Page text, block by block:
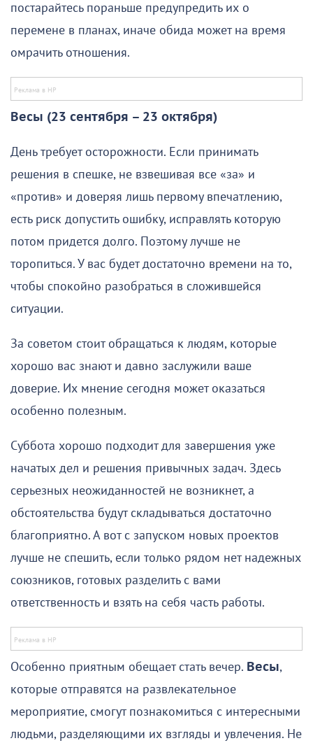
постарайтесь пораньше предупредить их о
перемене в планах, иначе обида может на время
омрачить отношения.
Весы (23 сентября – 23 октября)
День требует осторожности. Если принимать
решения в спешке, не взвешивая все «за» и
«против» и доверяя лишь первому впечатлению,
есть риск допустить ошибку, исправлять которую
потом придется долго. Поэтому лучше не
торопиться. У вас будет достаточно времени на то,
чтобы спокойно разобраться в сложившейся
ситуации.
За советом стоит обращаться к людям, которые
хорошо вас знают и давно заслужили ваше
доверие. Их мнение сегодня может оказаться
особенно полезным.
Суббота хорошо подходит для завершения уже
начатых дел и решения привычных задач. Здесь
серьезных неожиданностей не возникнет, а
обстоятельства будут складываться достаточно
благоприятно. А вот с запуском новых проектов
лучше не спешить, если только рядом нет надежных
союзников, готовых разделить с вами
ответственность и взять на себя часть работы.
Особенно приятным обещает стать вечер. Весы,
которые отправятся на развлекательное
мероприятие, смогут познакомиться с интересными
людьми, разделяющими их взгляды и увлечения. Не